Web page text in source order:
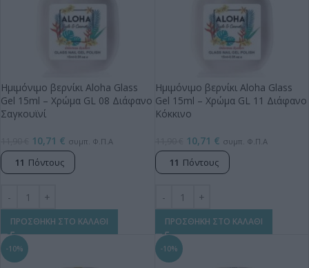
Ημιμόνιμο βερνίκι Aloha Glass
Gel 15ml – Χρώμα GL 08 Διάφανο
Σαγκουϊνί
10,71 € συμπ. Φ.Π.Α
11 Πόντους
ΠΡΟΣΘΗΚΗ ΣΤΟ ΚΑΛΑΘΙ
Ημιμόνιμο βερνίκι Aloha Glass
Gel 15ml – Χρώμα GL 11 Διάφανο
Κόκκινο
10,71 € συμπ. Φ.Π.Α
11 Πόντους
ΠΡΟΣΘΗΚΗ ΣΤΟ ΚΑΛΑΘΙ
-10% -10%